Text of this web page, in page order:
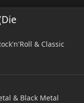
& Classic
& Black Metal